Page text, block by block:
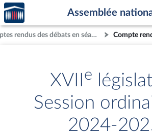
Aller au contenu
Aller en bas de la page
Accèder
à la
page
d'accueil
Assemblée
Comptes rendus des débats en séance
XVII e
Session
2024-